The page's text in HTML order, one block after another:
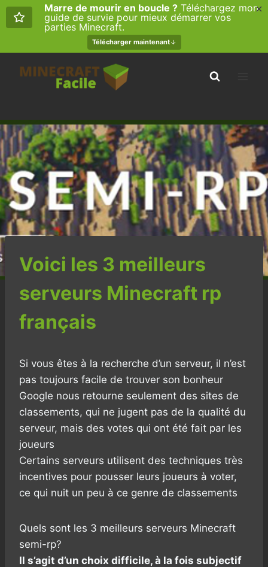
Voici les 3 meilleurs
serveurs Minecraft rp
français
Si vous êtes à la recherche d’un serveur, il n’est
pas toujours facile de trouver son bonheur
Google nous retourne seulement des sites de
classements, qui ne jugent pas de la qualité du
serveur, mais des votes qui ont été fait par les
joueurs
Certains serveurs utilisent des techniques très
incentives pour pousser leurs joueurs à voter,
ce qui nuit un peu à ce genre de classements
Quels sont les 3 meilleurs serveurs Minecraft
semi-rp?
Il s’agit d’un choix difficile, à la fois subjectif
Marre de mourir en boucle ? Téléchargez mon
guide de survie pour mieux démarrer vos
parties Minecraft.
Télécharger maintenant